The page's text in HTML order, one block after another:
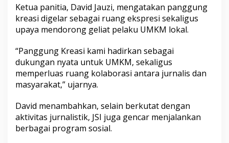
n
e
p
Ketua panitia, David Jauzi, mengatakan panggung
kreasi digelar sebagai ruang ekspresi sekaligus
upaya mendorong geliat pelaku UMKM lokal.
“Panggung Kreasi kami hadirkan sebagai
dukungan nyata untuk UMKM, sekaligus
memperluas ruang kolaborasi antara jurnalis dan
masyarakat,” ujarnya.
David menambahkan, selain berkutat dengan
aktivitas jurnalistik, JSI juga gencar menjalankan
berbagai program sosial.